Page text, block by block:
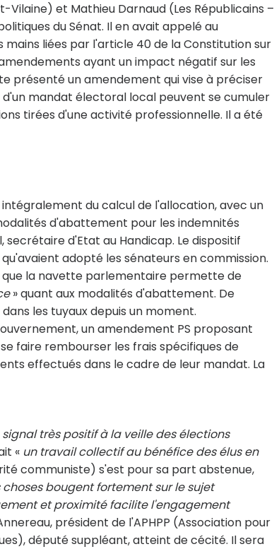
et Mathieu Darnaud (Les Républicains –
du Sénat. Il en avait appelé au
liées par l'article 40 de la Constitution sur
ayant un impact négatif sur les
présenté un amendement qui vise à préciser
mandat électoral local peuvent se cumuler
tirées d'une activité professionnelle. Il a été
du calcul de l'allocation, avec un
d'abattement pour les indemnités
d'Etat au Handicap. Le dispositif
adopté les sénateurs en commission.
que la navette parlementaire permette de
» quant aux modalités d'abattement. De
les tuyaux depuis un moment.
un amendement PS proposant
faire rembourser les frais spécifiques de
effectués dans le cadre de leur mandat. La
signal très positif à la veille des élections
« un travail collectif au bénéfice des élus en
communiste) s'est pour sa part abstenue,
choses bougent fortement sur le sujet
et proximité facilite l'engagement
président de l'APHPP (Association pour
député suppléant, atteint de cécité. Il sera